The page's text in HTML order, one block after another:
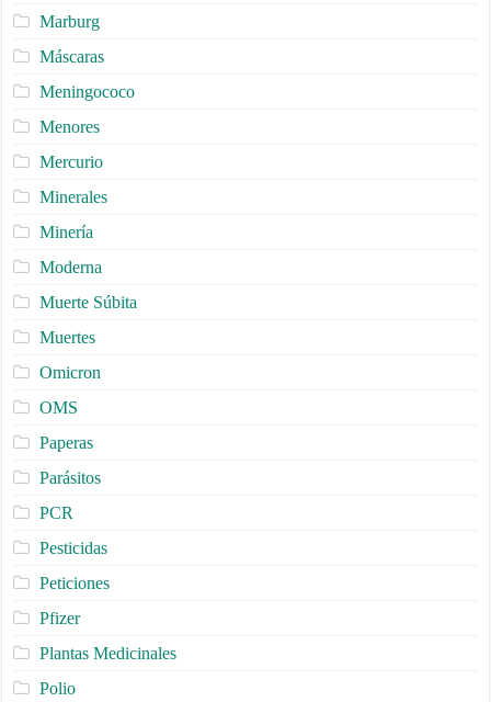
Marburg
Máscaras
Meningococo
Menores
Mercurio
Minerales
Minería
Moderna
Muerte Súbita
Muertes
Omicron
OMS
Paperas
Parásitos
PCR
Pesticidas
Peticiones
Pfizer
Plantas Medicinales
Polio